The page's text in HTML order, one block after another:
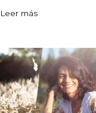
Leer más